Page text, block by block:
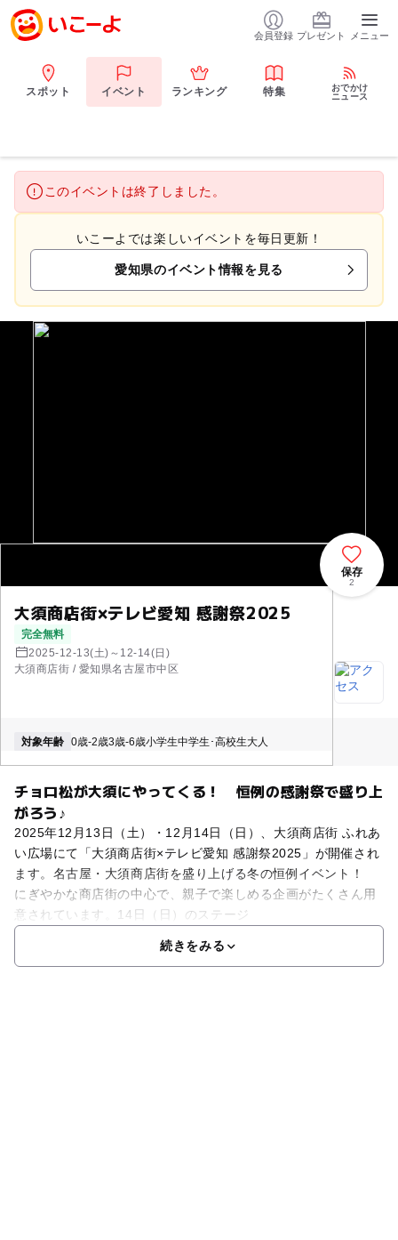
会員登録 プレゼント メニュー
スポット イベント ランキング 特集
おでかけ
ニュース
このイベントは終了しました。
いこーよでは楽しいイベントを毎日更新！
愛知県のイベント情報を見る
大須商店街×テレビ愛知 感謝祭2025
完全無料
2025-12-13(土)～12-14(日)
大須商店街 / 愛知県名古屋市中区
保存
2
対象年齢 0歳-2歳3歳-6歳小学生中学生･高校生大人
チョロ松が大須にやってくる！ 恒例の感謝祭で盛り上
がろう♪
2025年12月13日（土）・12月14日（日）、大須商店街 ふれあ
い広場にて「大須商店街×テレビ愛知 感謝祭2025」が開催され
ます。名古屋・大須商店街を盛り上げる冬の恒例イベント！
にぎやかな商店街の中心で、親子で楽しめる企画がたくさん用
意されています。14日（日）のステージ
続きをみる